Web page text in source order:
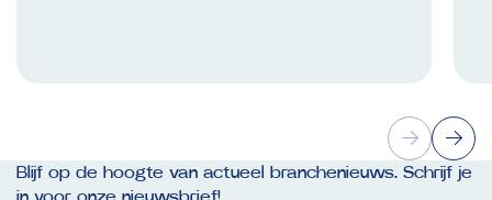
Blijf op de hoogte van actueel branchenieuws. Schrijf je
in voor onze nieuwsbrief!